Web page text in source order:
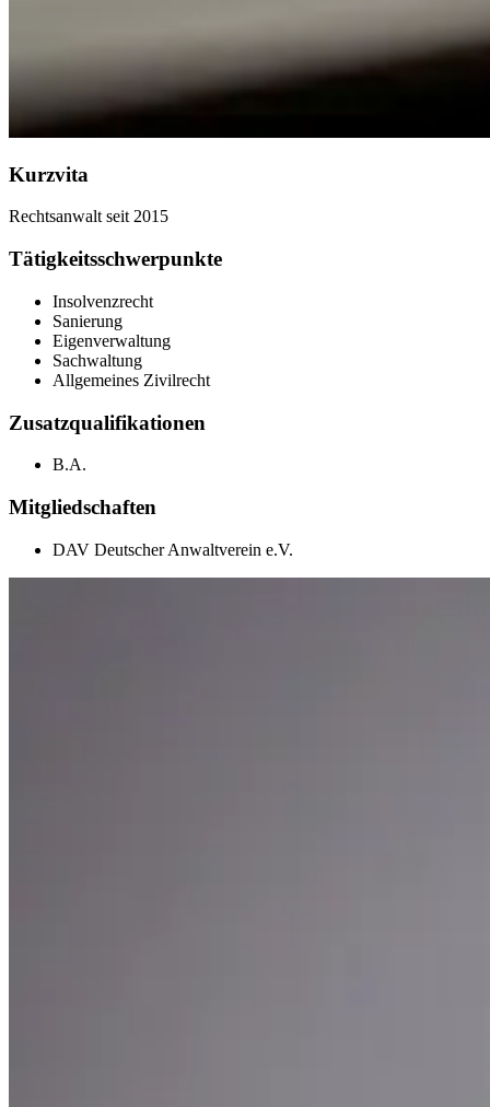
Kurzvita
Rechtsanwalt seit 2015
Tätigkeitsschwerpunkte
Insolvenzrecht
Sanierung
Eigenverwaltung
Sachwaltung
Allgemeines Zivilrecht
Zusatzqualifikationen
B.A.
Mitgliedschaften
DAV Deutscher Anwaltverein e.V.